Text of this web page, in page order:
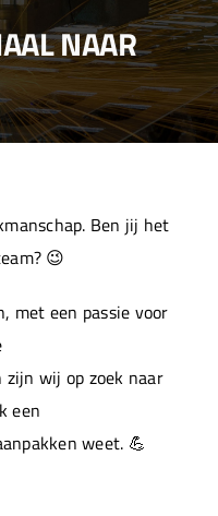
NAAR
Ben jij het
😉
met een passie voor
zijn wij op zoek naar
een
weet. 💪